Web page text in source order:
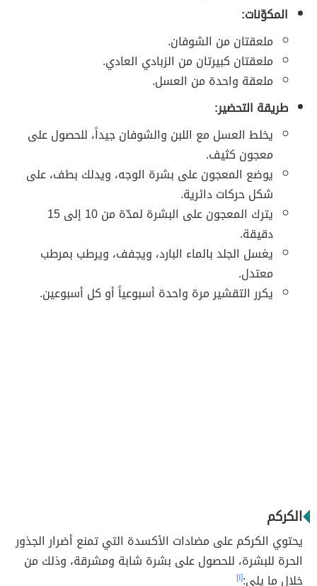
المكوّنات:
ملعقتان من الشوفان.
ملعقتان كبيرتان من الزبادي العادي.
ملعقة واحدة من العسل.
طريقة التحضير:
يخلط العسل مع اللبن والشوفان جيداً، للحصول على
معجون كثيف.
يوضع المعجون على بشرة الوجه، ويدلك بطف، على
شكل حركات دائرية.
يترك المعجون على البشرة لمدّة من 10 إلى 15
دقيقة.
يغسل الجلد بالماء البارد، ويجفف، ويرطب بمرطب
معتدل.
يكرر التقشير مرة واحدة أسبوعياً أو كل أسبوعين.
الكركم
يحتوي الكركم على مضادات الأكسدة التي تمنع أضرار الجذور
الحرة للبشرة، للحصول على بشرة شابة ومشرقة، وذلك من
خلال ما يلي:[١]